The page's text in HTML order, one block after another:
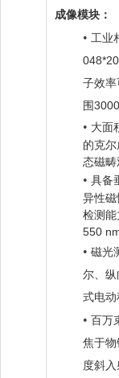
成像模块：
• 工业
子效率
围 3
• 大面
的克
态磁畴
• 具备
异性
检测能
550
• 磁光
尔、
式电动
• 百万
焦于物
度斜入